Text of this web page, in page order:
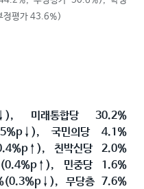
평가 43.6%)
), 미래통합당30.2%
↓ ), 국민의당 4.1%
↑ ), 친박신당2.0%
↑ ), 민중당 1.6%
↓ ), 무당층7.6%